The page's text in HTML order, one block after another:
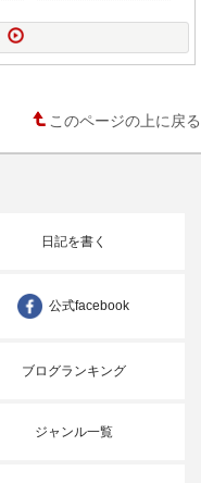
このページの上に戻る
日記を書く
公式facebook
ブログランキング
ジャンル一覧